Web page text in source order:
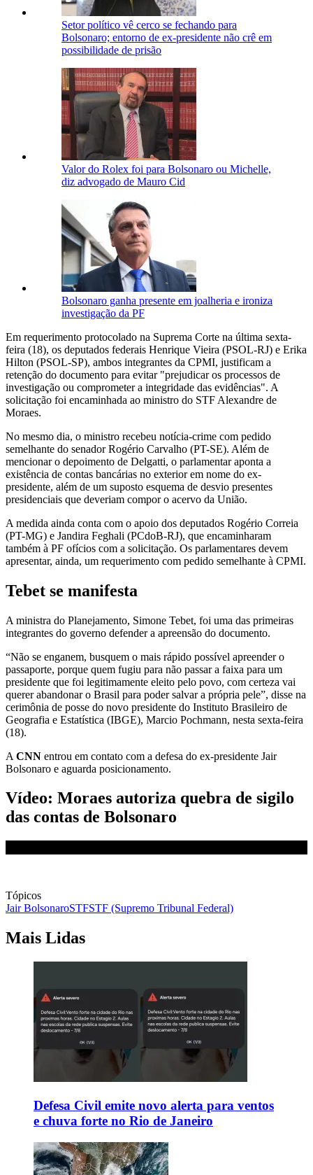
Setor político vê cerco se fechando para
Bolsonaro; entorno de ex-presidente não crê em
possibilidade de prisão
Valor do Rolex foi para Bolsonaro ou Michelle,
diz advogado de Mauro Cid
Bolsonaro ganha presente em joalheria e ironiza
investigação da PF
Em requerimento protocolado na Suprema Corte na última sexta-
feira (18), os deputados federais Henrique Vieira (PSOL-RJ) e Erika
Hilton (PSOL-SP), ambos integrantes da CPMI, justificam a
retenção do documento para evitar "prejudicar os processos de
investigação ou comprometer a integridade das evidências". A
solicitação foi encaminhada ao ministro do STF Alexandre de
Moraes.
No mesmo dia, o ministro recebeu notícia-crime com pedido
semelhante do senador Rogério Carvalho (PT-SE). Além de
mencionar o depoimento de Delgatti, o parlamentar aponta a
existência de contas bancárias no exterior em nome do ex-
presidente, além de um suposto esquema de desvio presentes
presidenciais que deveriam compor o acervo da União.
A medida ainda conta com o apoio dos deputados Rogério Correia
(PT-MG) e Jandira Feghali (PCdoB-RJ), que encaminharam
também à PF ofícios com a solicitação. Os parlamentares devem
apresentar, ainda, um requerimento com pedido semelhante à CPMI.
Tebet se manifesta
A ministra do Planejamento, Simone Tebet, foi uma das primeiras
integrantes do governo defender a apreensão do documento.
“Não se enganem, busquem o mais rápido possível apreender o
passaporte, porque quem fugiu para não passar a faixa para um
presidente que foi legitimamente eleito pelo povo, com certeza vai
querer abandonar o Brasil para poder salvar a própria pele”, disse na
cerimônia de posse do novo presidente do Instituto Brasileiro de
Geografia e Estatística (IBGE), Marcio Pochmann, nesta sexta-feira
(18).
A CNN entrou em contato com a defesa do ex-presidente Jair
Bolsonaro e aguarda posicionamento.
Vídeo: Moraes autoriza quebra de sigilo
das contas de Bolsonaro
Tópicos
Jair BolsonaroSTFSTF (Supremo Tribunal Federal)
Mais Lidas
Defesa Civil emite novo alerta para ventos
e chuva forte no Rio de Janeiro